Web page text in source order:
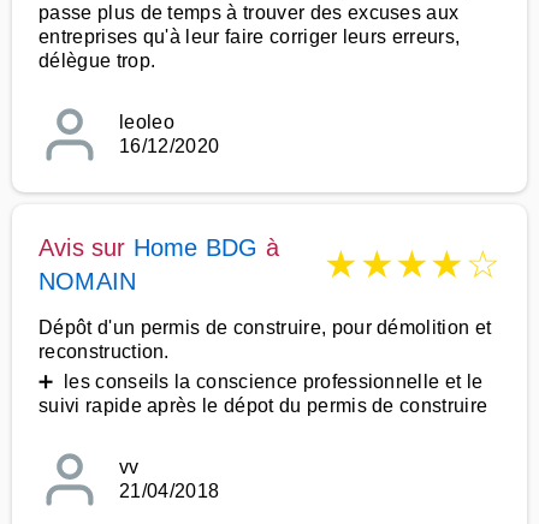
passe plus de temps à trouver des excuses aux
entreprises qu'à leur faire corriger leurs erreurs,
délègue trop.
leoleo
16/12/2020
Avis sur Home BDG à
NOMAIN
★★★★☆
Dépôt d'un permis de construire, pour démolition et
reconstruction.
➕ les conseils la conscience professionnelle et le
suivi rapide après le dépot du permis de construire
vv
21/04/2018